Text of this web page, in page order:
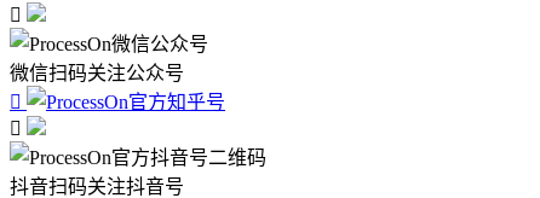

微信扫码关注公众号


抖音扫码关注抖音号